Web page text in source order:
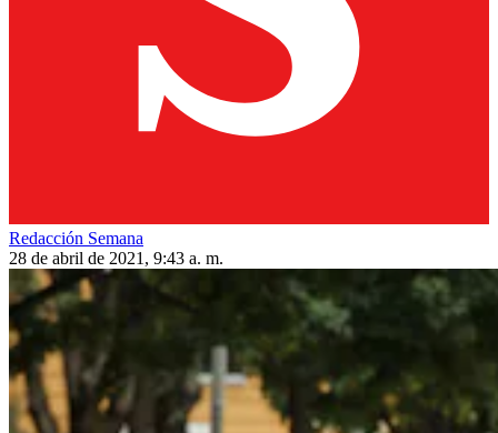
Redacción Semana
28 de abril de 2021, 9:43 a. m.